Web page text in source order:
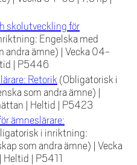
skolutveckling för
Engelska med
andra ämne) | Vecka 04-
| P5446
Retorik (Obligatorisk i
som andra ämne) |
| Heltid | P5423
ämneslärare:
i inriktning:
som andra ämne) | Vecka
| Heltid | P5411